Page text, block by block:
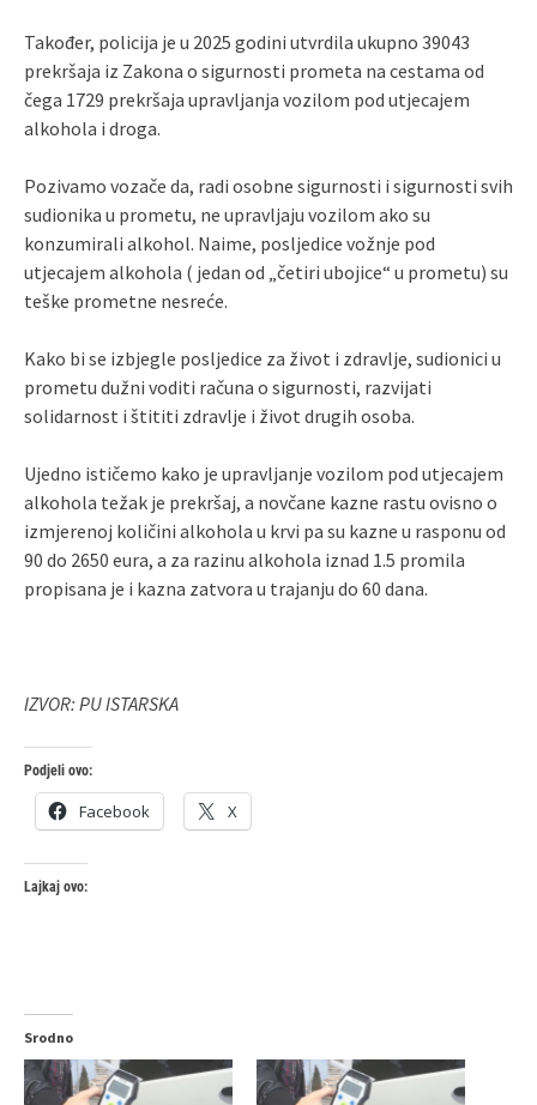
Također, policija je u 2025 godini utvrdila ukupno 39043
prekršaja iz Zakona o sigurnosti prometa na cestama od
čega 1729 prekršaja upravljanja vozilom pod utjecajem
alkohola i droga.
Pozivamo vozače da, radi osobne sigurnosti i sigurnosti svih
sudionika u prometu, ne upravljaju vozilom ako su
konzumirali alkohol. Naime, posljedice vožnje pod
utjecajem alkohola ( jedan od „četiri ubojice“ u prometu) su
teške prometne nesreće.
Kako bi se izbjegle posljedice za život i zdravlje, sudionici u
prometu dužni voditi računa o sigurnosti, razvijati
solidarnost i štititi zdravlje i život drugih osoba.
Ujedno ističemo kako je upravljanje vozilom pod utjecajem
alkohola težak je prekršaj, a novčane kazne rastu ovisno o
izmjerenoj količini alkohola u krvi pa su kazne u rasponu od
90 do 2650 eura, a za razinu alkohola iznad 1.5 promila
propisana je i kazna zatvora u trajanju do 60 dana.
IZVOR: PU ISTARSKA
Podjeli ovo:
Facebook X
Lajkaj ovo:
Srodno